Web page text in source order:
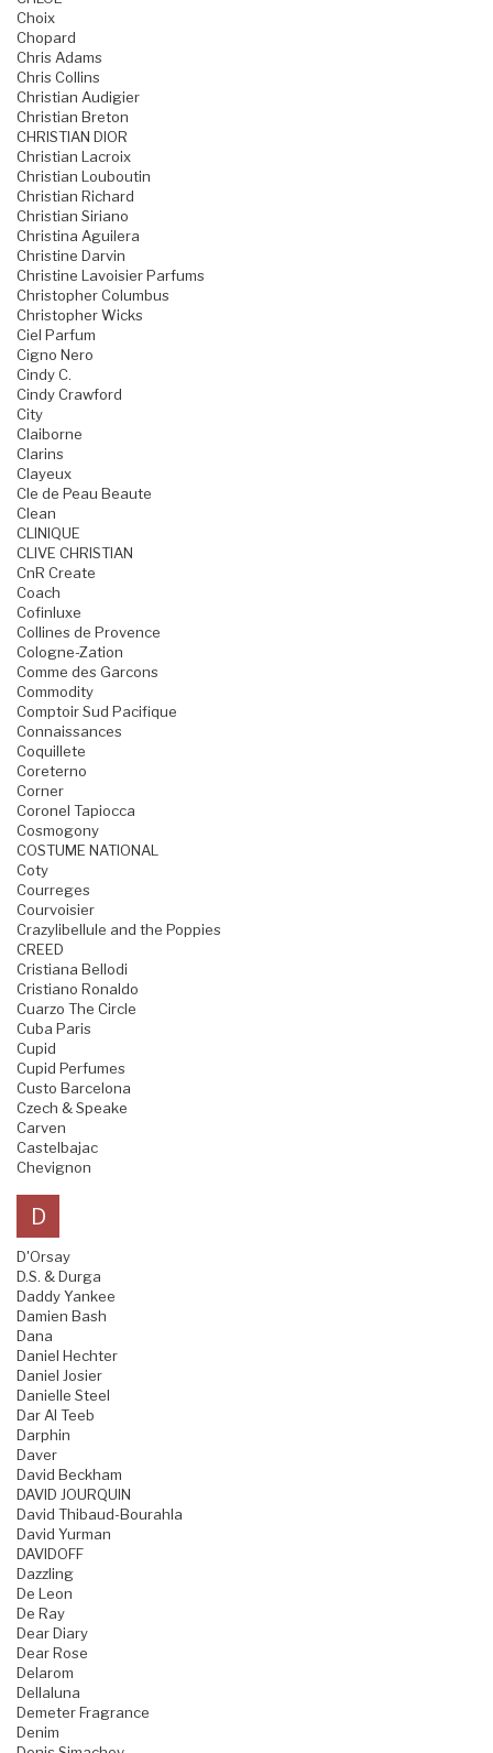
Choix
Chopard
Chris Adams
Chris Collins
Christian Audigier
Christian Breton
CHRISTIAN DIOR
Christian Lacroix
Christian Louboutin
Christian Richard
Christian Siriano
Christina Aguilera
Christine Darvin
Christine Lavoisier Parfums
Christopher Columbus
Christopher Wicks
Ciel Parfum
Cigno Nero
Cindy C.
Cindy Crawford
City
Claiborne
Clarins
Clayeux
Cle de Peau Beaute
Clean
CLINIQUE
CLIVE CHRISTIAN
CnR Create
Coach
Cofinluxe
Collines de Provence
Cologne-Zation
Comme des Garcons
Commodity
Comptoir Sud Pacifique
Connaissances
Coquillete
Coreterno
Corner
Coronel Tapiocca
Cosmogony
COSTUME NATIONAL
Coty
Courreges
Courvoisier
Crazylibellule and the Poppies
CREED
Cristiana Bellodi
Cristiano Ronaldo
Cuarzo The Circle
Cuba Paris
Cupid
Cupid Perfumes
Custo Barcelona
Czech & Speake
Carven
Castelbajac
Chevignon
D
D'Orsay
D.S. & Durga
Daddy Yankee
Damien Bash
Dana
Daniel Hechter
Daniel Josier
Danielle Steel
Dar Al Teeb
Darphin
Daver
David Beckham
DAVID JOURQUIN
David Thibaud-Bourahla
David Yurman
DAVIDOFF
Dazzling
De Leon
De Ray
Dear Diary
Dear Rose
Delarom
Dellaluna
Demeter Fragrance
Denim